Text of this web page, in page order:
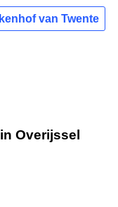
van Twente
Overijssel